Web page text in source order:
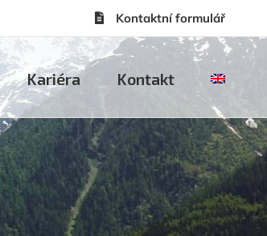
Kontaktní formulář
Kariéra Kontakt